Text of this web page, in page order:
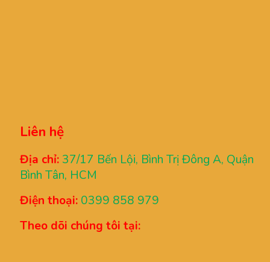
Liên hệ
Địa chỉ: 37/17 Bến Lội, Bình Trị Đông A, Quận
Bình Tân, HCM
Điện thoại: 0399 858 979
Theo dõi chúng tôi tại: